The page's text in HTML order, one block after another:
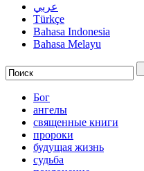
عربي
Türkçe
Bahasa Indonesia
Bahasa Melayu
Бог
ангелы
священные книги
пророки
будущая жизнь
судьба